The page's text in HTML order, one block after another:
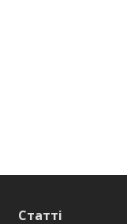
Статті